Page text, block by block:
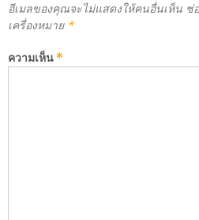
อีเมลของคุณจะไม่แสดงให้คนอื่นเห็น ช่
เครื่องหมาย *
ความเห็น*